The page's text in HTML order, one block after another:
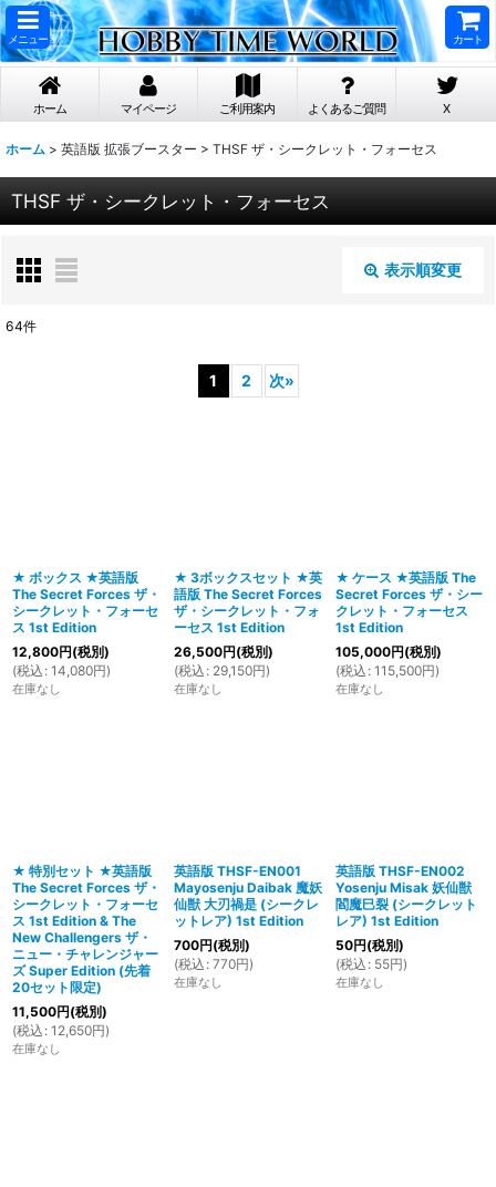
メニュー カート
ホーム マイページ ご利用案内 よくあるご質問 X
ホーム > 英語版 拡張ブースター > THSF ザ・シークレット・フォーセス
THSF ザ・シークレット・フォーセス
表示順変更
64件
1 2 次»
★ ボックス ★英語版
The Secret Forces ザ・
シークレット・フォーセ
ス 1st Edition
12,800円(税別)
(税込 : 14,080円)
在庫なし
★ 3ボックスセット ★英
語版 The Secret Forces
ザ・シークレット・フォ
ーセス 1st Edition
26,500円(税別)
(税込 : 29,150円)
在庫なし
★ ケース ★英語版 The
Secret Forces ザ・シー
クレット・フォーセス
1st Edition
105,000円(税別)
(税込 : 115,500円)
在庫なし
★ 特別セット ★英語版
The Secret Forces ザ・
シークレット・フォーセ
ス 1st Edition & The
New Challengers ザ・
ニュー・チャレンジャー
ズ Super Edition (先着
20セット限定)
11,500円(税別)
(税込 : 12,650円)
在庫なし
英語版 THSF-EN001
Mayosenju Daibak 魔妖
仙獣 大刃禍是 (シークレ
ットレア) 1st Edition
700円(税別)
(税込 : 770円)
在庫なし
英語版 THSF-EN002
Yosenju Misak 妖仙獣
閻魔巳裂 (シークレット
レア) 1st Edition
50円(税別)
(税込 : 55円)
在庫なし